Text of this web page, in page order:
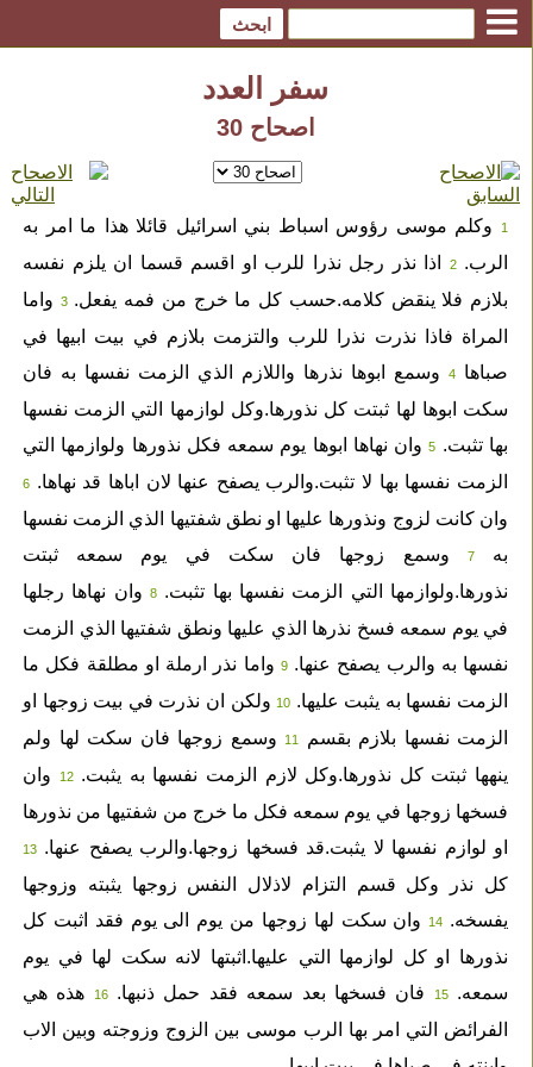
سفر العدد
اصحاح 30
1وكلم موسى رؤوس اسباط بني اسرائيل قائلا هذا ما امر به
الرب. 2اذا نذر رجل نذرا للرب او اقسم قسما ان يلزم نفسه
بلازم فلا ينقض كلامه.حسب كل ما خرج من فمه يفعل. 3واما
المراة فاذا نذرت نذرا للرب والتزمت بلازم في بيت ابيها في
صباها
4وسمع ابوها نذرها واللازم الذي الزمت نفسها به فان
سكت ابوها لها ثبتت كل نذورها.وكل لوازمها التي الزمت نفسها
بها تثبت. 5وان نهاها ابوها يوم سمعه فكل نذورها ولوازمها التي
الزمت نفسها بها لا تثبت.والرب يصفح عنها لان اباها قد نهاها. 6
وان كانت لزوج ونذورها عليها او نطق شفتيها الذي الزمت نفسها
به
7وسمع زوجها فان سكت في يوم سمعه ثبتت
نذورها.ولوازمها التي الزمت نفسها بها تثبت. 8وان نهاها رجلها
في يوم سمعه فسخ نذرها الذي عليها ونطق شفتيها الذي الزمت
نفسها به والرب يصفح عنها. 9واما نذر ارملة او مطلقة فكل ما
الزمت نفسها به يثبت عليها. 10ولكن ان نذرت في بيت زوجها او
الزمت نفسها بلازم بقسم
11وسمع زوجها فان سكت لها ولم
ينهها ثبتت كل نذورها.وكل لازم الزمت نفسها به يثبت. 12وان
فسخها زوجها في يوم سمعه فكل ما خرج من شفتيها من نذورها
او لوازم نفسها لا يثبت.قد فسخها زوجها.والرب يصفح عنها. 13
كل نذر وكل قسم التزام لاذلال النفس زوجها يثبته وزوجها
يفسخه. 14وان سكت لها زوجها من يوم الى يوم فقد اثبت كل
نذورها او كل لوازمها التي عليها.اثبتها لانه سكت لها في يوم
سمعه.
15فان فسخها بعد سمعه فقد حمل ذنبها. 16هذه هي
الفرائض التي امر بها الرب موسى بين الزوج وزوجته وبين الاب